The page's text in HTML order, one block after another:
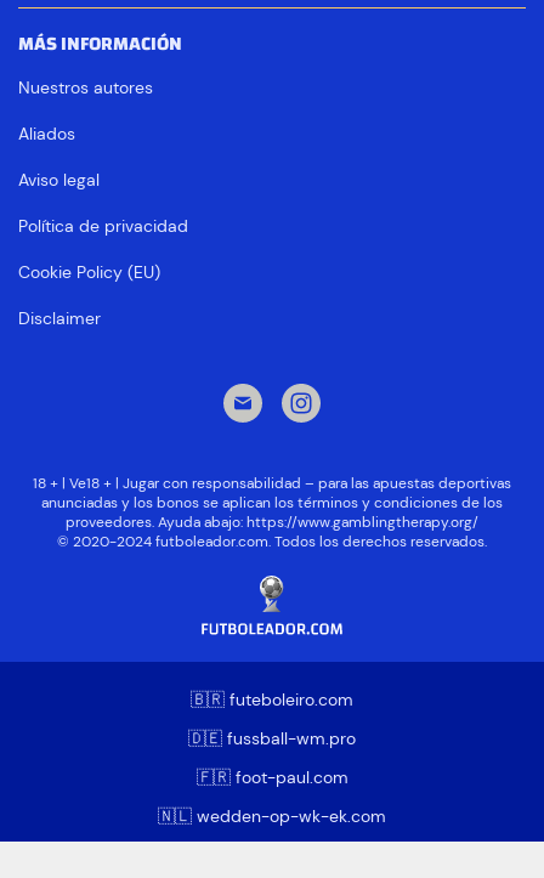
MÁS INFORMACIÓN
Nuestros autores
Aliados
Aviso legal
Política de privacidad
Cookie Policy (EU)
Disclaimer
18 + | Ve18 + | Jugar con responsabilidad – para las apuestas deportivas
anunciadas y los bonos se aplican los términos y condiciones de los
proveedores. Ayuda abajo:https://www.gamblingtherapy.org/
© 2020-2024 futboleador.com. Todos los derechos reservados.
🇧🇷 futeboleiro.com
🇩🇪 fussball-wm.pro
🇫🇷 foot-paul.com
🇳🇱 wedden-op-wk-ek.com